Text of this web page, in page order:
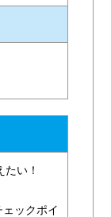
い！
ックポイ